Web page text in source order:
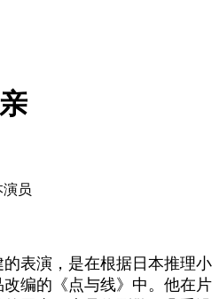
演员
表演，是在根据日本推理小
编的《点与线》中。他在片